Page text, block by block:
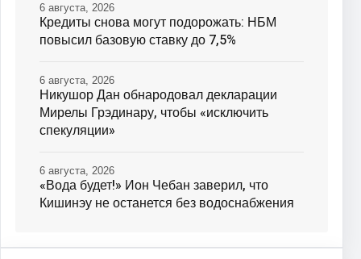
Кредиты снова могут подорожать: НБМ
повысил базовую ставку до 7,5%
6 августа, 2026
Никушор Дан обнародовал декларации
Мирелы Грэдинару, чтобы «исключить
спекуляции»
6 августа, 2026
«Вода будет!» Ион Чебан заверил, что
Кишинэу не останется без водоснабжения
6 августа, 2026